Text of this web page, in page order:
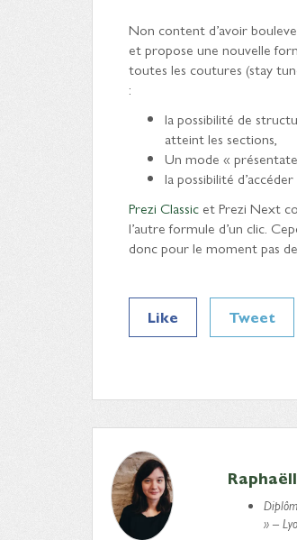
Non content d’avoir
et propose une nouvelle
toutes les coutures (stay
:
la possibilité de
atteint les sections,
Un mode «
la possibilité
Prezi Classic et Prezi Next
l’autre formule d’un clic.
donc pour le moment pas
Like Tweet
» –